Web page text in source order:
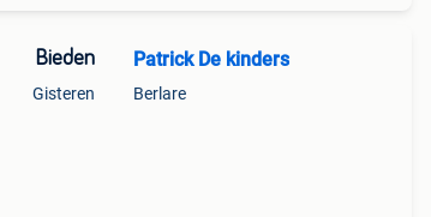
Bieden
Gisteren
Patrick De kinders
Berlare